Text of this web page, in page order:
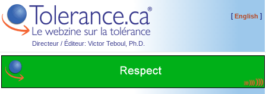
Directeur / Éditeur: Victor Teboul, Ph.D.
[English ]